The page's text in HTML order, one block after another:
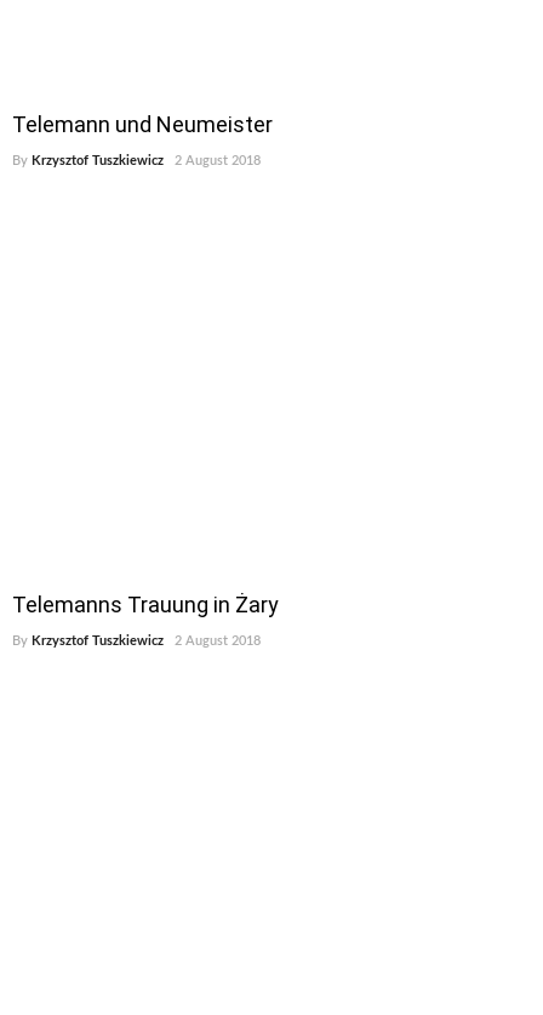
Telemann und Neumeister
By Krzysztof Tuszkiewicz 2 August 2018
Telemanns Trauung in Żary
By Krzysztof Tuszkiewicz 2 August 2018